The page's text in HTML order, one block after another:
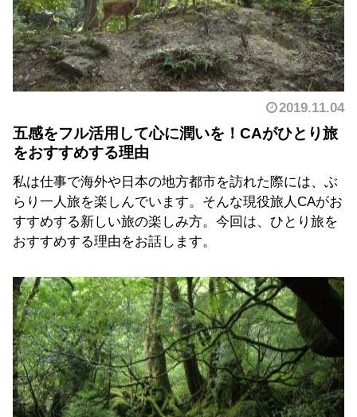
2019.11.04
五感をフル活用して心に潤いを！CAがひとり旅
をおすすめする理由
私は仕事で海外や日本の地方都市を訪れた際には、ぶ
らり一人旅を楽しんでいます。そんな現役旅人CAがお
すすめする新しい旅の楽しみ方。今回は、ひとり旅を
おすすめする理由をお話します。